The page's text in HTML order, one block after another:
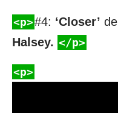
<p>#4: ‘Closer’ de
Halsey. </p>
<p>